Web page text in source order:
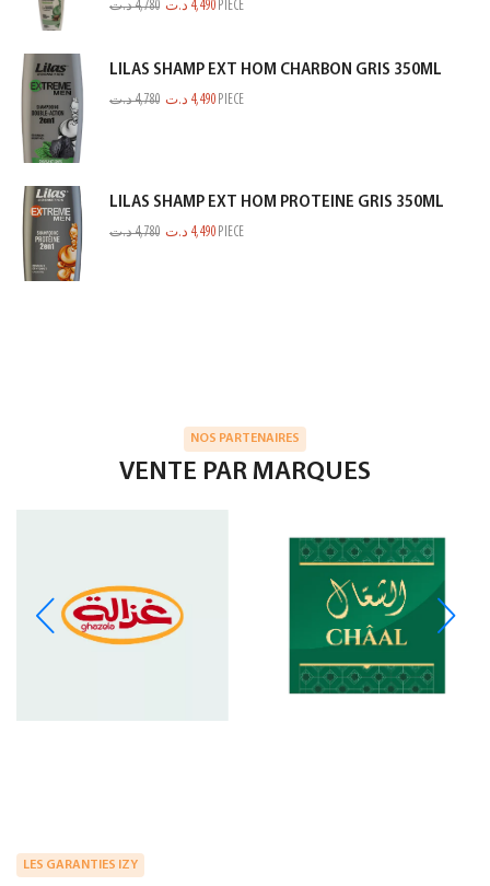
4,780د.ت 4,490 د.ت PIECE
LILAS SHAMP EXT HOM CHARBON GRIS 350ML
4,780د.ت 4,490 د.ت PIECE
LILAS SHAMP EXT HOM PROTEINE GRIS 350ML
4,780د.ت 4,490 د.ت PIECE
NOS PARTENAIRES
VENTE PAR MARQUES
LES GARANTIES IZY